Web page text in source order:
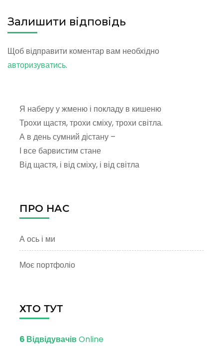
Залишити відповідь
Щоб відправити коментар вам необхідно
авторизуватись.
Я наберу у жменю і покладу в кишеню
Трохи щастя, трохи сміху, трохи світла.
А в день сумний дістану –
І все барвистим стане
Від щастя, і від сміху, і від світла
ПРО НАС
А ось і ми
Моє портфоліо
ХТО ТУТ
6 ВідвідувачівOnline